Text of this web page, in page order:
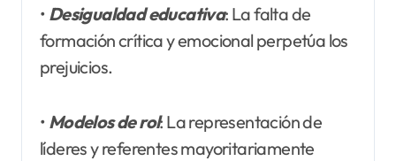
• Desigualdad educativa: La falta de
formación crítica y emocional perpetúa los
prejuicios.
• Modelos de rol: La representación de
líderes y referentes mayoritariamente